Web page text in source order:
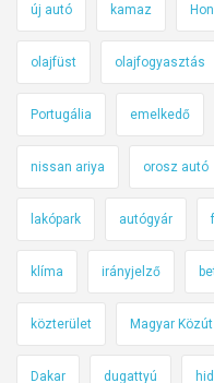
új autó kamaz
olajfüst olajfogyasztás
Portugália emelkedő
nissan ariya orosz autó
lakópark autógyár
klíma irányjelző
közterület Magyar Közút
Dakar dugattyú